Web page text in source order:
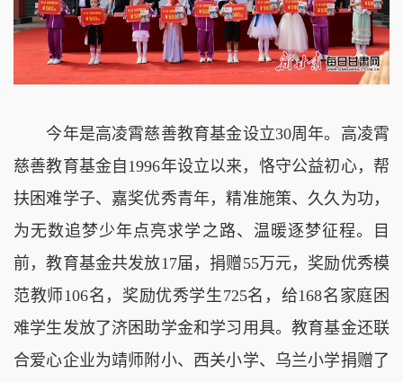
今年是高凌霄慈善教育基金设立30周年。高凌霄
慈善教育基金自1996年设立以来，恪守公益初心，帮
扶困难学子、嘉奖优秀青年，精准施策、久久为功，
为无数追梦少年点亮求学之路、温暖逐梦征程。目
前，教育基金共发放17届，捐赠55万元，奖励优秀模
范教师106名，奖励优秀学生725名，给168名家庭困
难学生发放了济困助学金和学习用具。教育基金还联
合爱心企业为靖师附小、西关小学、乌兰小学捐赠了